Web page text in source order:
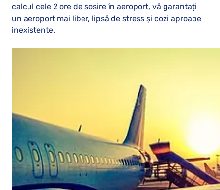
calcul cele 2 ore de sosire în aeroport, vă garantați
un aeroport mai liber, lipsă de stress și cozi aproape
inexistente.